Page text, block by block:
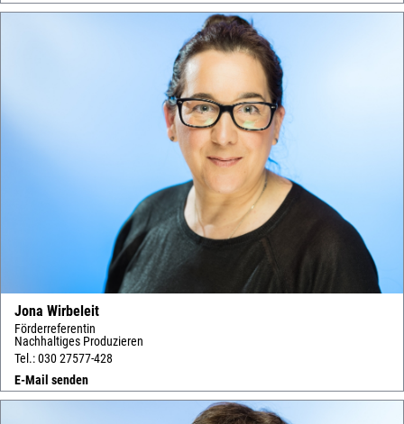
Jona Wirbeleit
Förderreferentin
Nachhaltiges Produzieren
Tel.: 030 27577-428
E-Mail senden